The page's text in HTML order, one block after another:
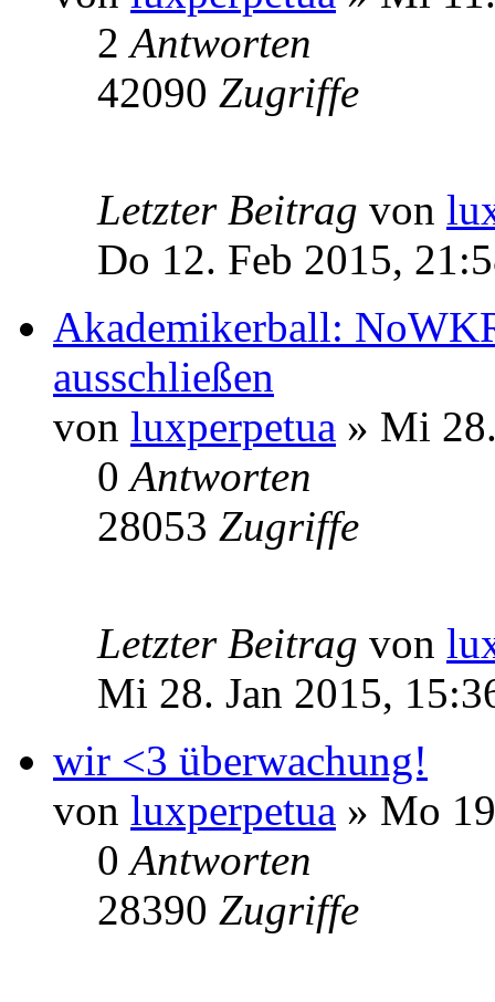
2Antworten
42090 Zugriffe
Letzter Beitrag von
Do 12. Feb 2015,
Akademikerball:
ausschließen
von luxperpetua » Mi
0Antworten
28053 Zugriffe
Letzter Beitrag von
Mi 28. Jan 2015,
wir <3 überwachung!
von luxperpetua » Mo
0Antworten
28390 Zugriffe